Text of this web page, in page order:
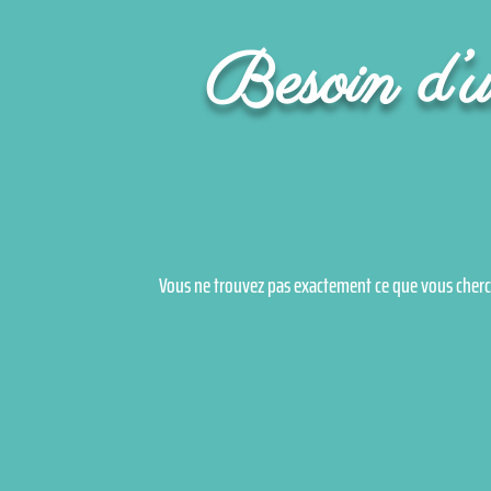
Besoin
Vous ne trouvez pas exactement ce que vous